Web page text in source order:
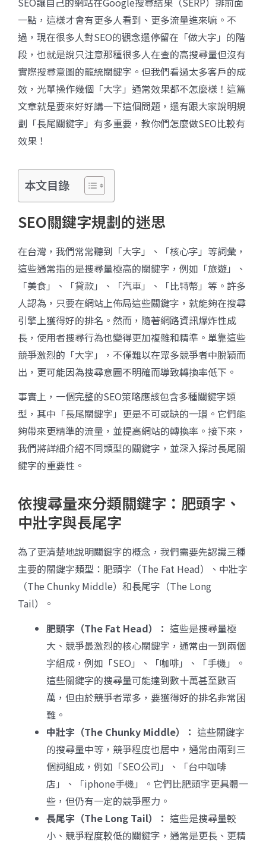
一點，這樣才會有更多人看到、更多流量進來嘛。不
過，現在很多人對SEO的觀念還停留在「做大字」的階
段，也就是說只注意那種很多人在查的高搜尋量但沒有
實際搜尋意圖的籠統關鍵字。但我們看過太多客戶的成
效，光單操作幾個「大字」通常效果都不怎麼樣！這篇
文章就是要來好好講一下這個問題，還有跟大家說明規
劃「長尾關鍵字」有多重要，教你們怎麼做SEO比較有
效果！
本文目錄
SEO關鍵字規劃的迷思
在台灣，我們常常聽到「大字」、「核心字」等詞彙，
這些通常指的是搜尋量極高的關鍵字，例如「旅遊」、
「美食」、「貸款」、「汽車」、「比特幣」等。許多
人認為，只要在網站上佈局這些關鍵字，就能夠在搜尋
引擎上獲得好的排名。然而，隨著網路資訊爆炸性成
長，使用者搜尋行為也變得更加複雜和精準。單靠這些
競爭激烈的「大字」，不僅難以在眾多競爭者中脫穎而
出，更可能因為搜尋意圖不明確而導致轉換率低下。
事實上，一個完整的SEO策略應該包含多種關鍵字類
型，其中「長尾關鍵字」更是不可或缺的一環。它們能
夠帶來更精準的流量，並提高網站的轉換率。接下來，
我們將詳細介紹不同類型的關鍵字，並深入探討長尾關
鍵字的重要性。
依搜尋量來分類關鍵字：肥頭字、
中壯字與長尾字
為了更清楚地說明關鍵字的概念，我們需要先認識三種
主要的關鍵字類型：肥頭字（The Fat Head）、中壯字
（The Chunky Middle）和長尾字（The Long
Tail）。
肥頭字（The Fat Head）： 這些是搜尋量極
大、競爭最激烈的核心關鍵字，通常由一到兩個
字組成，例如「SEO」、「咖啡」、「手機」。
這些關鍵字的搜尋量可能達到數十萬甚至數百
萬，但由於競爭者眾多，要獲得好的排名非常困
難。
中壯字（The Chunky Middle）： 這些關鍵字
的搜尋量中等，競爭程度也居中，通常由兩到三
個詞組成，例如「SEO公司」、「台中咖啡
店」、「iphone手機」。它們比肥頭字更具體一
些，但仍有一定的競爭壓力。
長尾字（The Long Tail）： 這些是搜尋量較
小、競爭程度較低的關鍵字，通常是更長、更精